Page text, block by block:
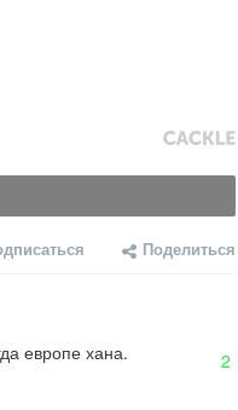
Поделиться
европе хана. 2